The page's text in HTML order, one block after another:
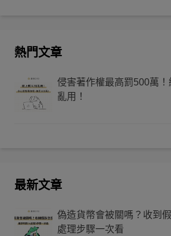
熱門文章
侵害著作權最高罰500萬！
亂用！
最新文章
偽造貨幣會被關嗎？收到
處理步驟一次看